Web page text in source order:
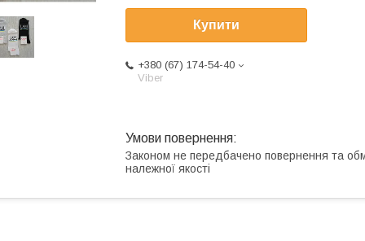
Купити
+380 (67) 174-54-40
Viber
Законом не передбачено повернення та
належної якості